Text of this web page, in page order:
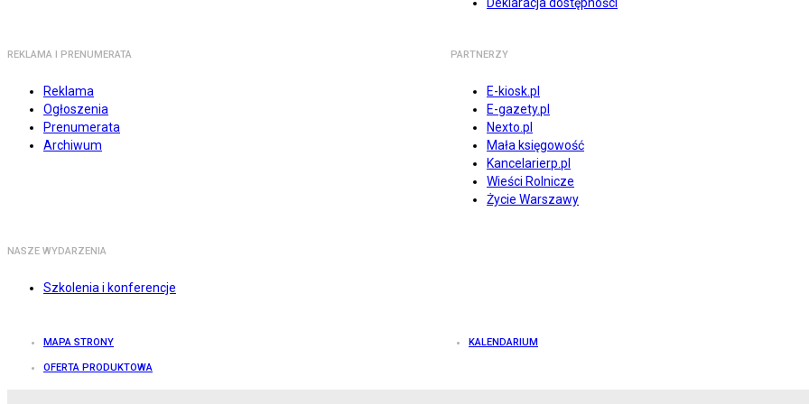
REKLAMA I PRENUMERATA
Reklama
Ogłoszenia
Prenumerata
Archiwum
PARTNERZY
E-kiosk.pl
E-gazety.pl
Nexto.pl
Mała księgowość
Kancelarierp.pl
Wieści Rolnicze
Życie Warszawy
NASZE WYDARZENIA
Szkolenia i konferencje
MAPA STRONY KALENDARIUM
OFERTA PRODUKTOWA